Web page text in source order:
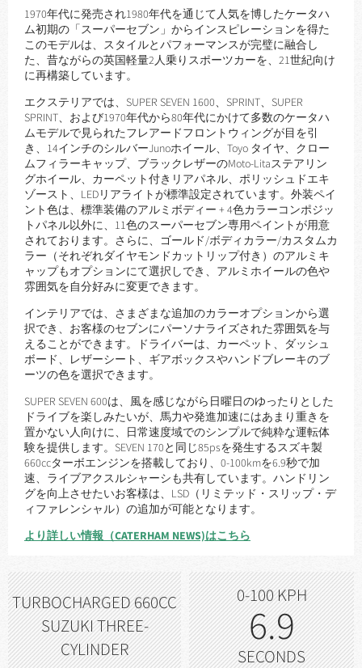
1970年代に発売され1980年代を通じて人気を博したケータハ
ム初期の「スーパーセブン」からインスピレーションを得た
このモデルは、スタイルとパフォーマンスが完璧に融合し
た、昔ながらの英国軽量2人乗りスポーツカーを、21世紀向け
に再構築しています。
エクステリアでは、SUPER SEVEN 1600、SPRINT、SUPER
SPRINT、および1970年代から80年代にかけて多数のケータハ
ムモデルで見られたフレアードフロントウィングが目を引
き、14インチのシルバーJunoホイール、Toyo タイヤ、クロー
ムフィラーキャップ、ブラックレザーのMoto-Litaステアリン
グホイール、カーペット付きリアパネル、ポリッシュドエキ
ゾースト、LEDリアライトが標準設定されています。外装ペイ
ント色は、標準装備のアルミボディー + 4色カラーコンポジッ
トパネル以外に、11色のスーパーセブン専用ペイントが用意
されております。さらに、ゴールド/ボディカラー/カスタムカ
ラー（それぞれダイヤモンドカットリップ付き）のアルミキ
ャップもオプションにて選択しでき、アルミホイールの色や
雰囲気を自分好みに変更できます。
インテリアでは、さまざまな追加のカラーオプションから選
択でき、お客様のセブンにパーソナライズされた雰囲気を与
えることができます。ドライバーは、カーペット、ダッシュ
ボード、レザーシート、ギアボックスやハンドブレーキのブ
ーツの色を選択できます。
SUPER SEVEN 600は、風を感じながら日曜日のゆったりとした
ドライブを楽しみたいが、馬力や発進加速にはあまり重きを
置かない人向けに、日常速度域でのシンプルで純粋な運転体
験を提供します。SEVEN 170と同じ85psを発生するスズキ製
660ccターボエンジンを搭載しており、0-100kmを6.9秒で加
速、ライブアクスルシャーシも共有しています。ハンドリン
グを向上させたいお客様は、LSD（リミテッド・スリップ・デ
ィファレンシャル）の追加が可能となります。
より詳しい情報（CATERHAM NEWS)はこちら
TURBOCHARGED 660CC
SUZUKI THREE-
CYLINDER
0-100 KPH
6.9
SECONDS